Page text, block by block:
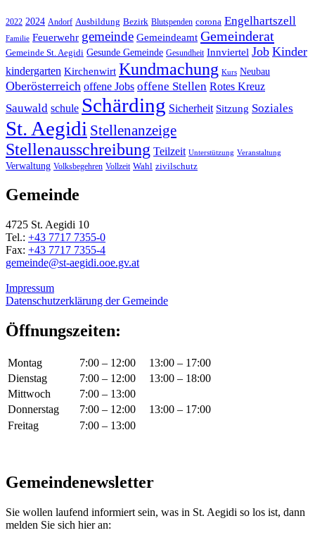
2022 2024 Andorf Ausbildung Bezirk Blutspenden corona Engelhartszell
Familie Feuerwehr gemeinde Gemeindeamt Gemeinderat
Gemeinde St. Aegidi Gesunde Gemeinde Gesundheit Innviertel Job Kinder
kindergarten Kirchenwirt Kundmachung Kurs Neubau
Oberösterreich offene Jobs offene Stellen Rotes Kreuz
Sauwald schule Schärding Sicherheit Sitzung Soziales
St. Aegidi Stellenanzeige
Stellenausschreibung Teilzeit Unterstützung Veranstaltung
Verwaltung Volksbegehren Vollzeit Wahl zivilschutz
Gemeinde
4725 St. Aegidi 10
Tel.: +43 7717 7355-0
Fax: +43 7717 7355-4
gemeinde@st-aegidi.ooe.gv.at
Impressum
Datenschutzerklärung der Gemeinde
Öffnungszeiten:
Montag 7:00 – 12:00
13:00 – 17:00
Dienstag
7:00 – 12:00
13:00 – 18:00
Mittwoch
7:00 – 13:00
Donnerstag
7:00 – 12:00
13:00 – 17:00
Freitag
7:00 – 13:00
Gemeindenewsletter
Sie wollen laufend informiert sein, was in St. Aegidi so los ist, dann
melden Sie sich hier an: